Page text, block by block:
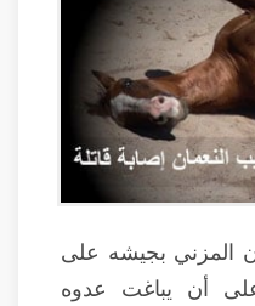
المزني بجيشه على
أن يباغت عدوه